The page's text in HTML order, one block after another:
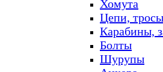
Хомута
Цепи,
Карабины,
Болты
Шурупы